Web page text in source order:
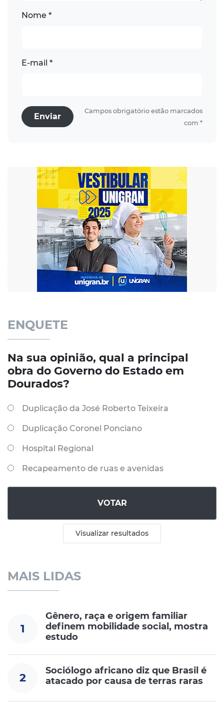
Nome *
E-mail *
Enviar
Campos obrigatório estão marcados
com *
ENQUETE
Na sua opinião, qual a principal
obra do Governo do Estado em
Dourados?
Duplicação da José Roberto Teixeira
Duplicação Coronel Ponciano
Hospital Regional
Recapeamento de ruas e avenidas
VOTAR
Visualizar resultados
MAIS LIDAS
1
Gênero, raça e origem familiar
definem mobilidade social, mostra
estudo
2
Sociólogo africano diz que Brasil é
atacado por causa de terras raras